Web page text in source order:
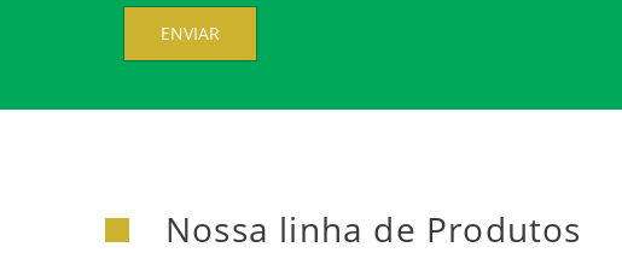
ENVIAR
Nossa linha de Produtos